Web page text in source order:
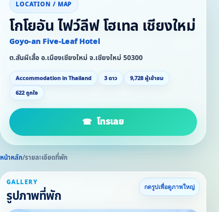
LOCATION / MAP
โกโยอัน ไฟว์ลีฟ โฮเทล เชียงใหม่
Goyo-an Five-Leaf Hotel
ต.สันผีเสื้อ อ.เมืองเชียงใหม่ จ.เชียงใหม่ 50300
Accommodation in Thailand 3 ดาว
9,728 ผู้เข้าชม
622 ถูกใจ
โทรเลย
หน้าหลัก/รายละเอียดที่พัก
GALLERY
รูปภาพที่พัก
กดรูปเพื่อดูภาพใหญ่